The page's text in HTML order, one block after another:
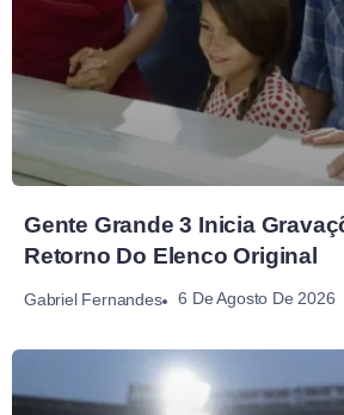
Gente Grande 3 Inicia
Retorno Do Elenco Original
Gabriel Fernandes 6 De Agosto De 2026